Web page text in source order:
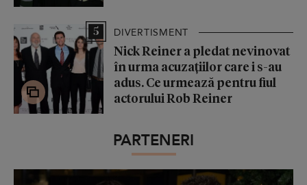
5 DIVERTISMENT
Nick Reiner a pledat nevinovat
în urma acuzațiilor care i s-au
adus. Ce urmează pentru fiul
actorului Rob Reiner
PARTENERI